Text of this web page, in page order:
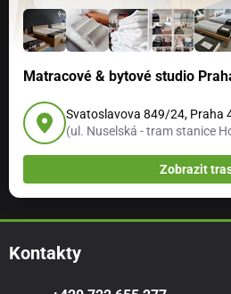
Matracové & bytové studio
Svatoslavova 849/24, Praha
(ul. Nuselská - tram stanice
Zobrazit
Kontakty